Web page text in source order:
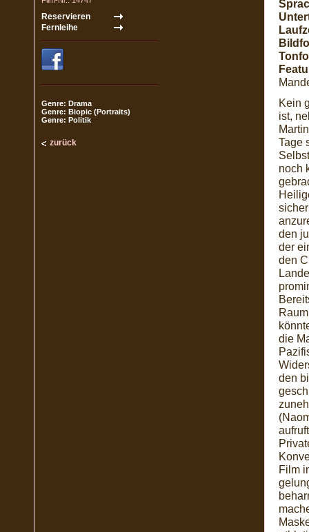
Genre: Drama
Genre: Biopic (Portraits)
Genre: Politik
zurück
Kein
ist,
Tage
noch
den
der
den
die
den
Film